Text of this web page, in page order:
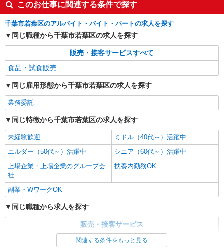
このお仕事に関連する条件で探す
千葉市若葉区のアルバイト・バイト・パートの求人を探す
同じ職種から千葉市若葉区の求人を探す
販売・接客サービスすべて
食品・試食販売
同じ雇用形態から千葉市若葉区の求人を探す
業務委託
同じ特徴から千葉市若葉区の求人を探す
未経験歓迎
ミドル（40代～）活躍中
エルダー（50代～）活躍中
シニア（60代～）活躍中
上場企業・上場企業のグループ会
社
扶養内勤務OK
副業・WワークOK
同じ職種から求人を探す
販売・接客サービス
関連する条件をもっと見る